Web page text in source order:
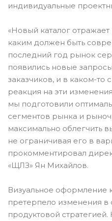
индивидуальные
«Новый каталог
каким должен быть
последний год рынок
появились новые
заказчиков, и в каком-то
реакция на эти
мы подготовили
сегментов рынка и
максимально облегчить
не ограничивая его в
прокомментировал
«ЩЛЗ» Ян Михайлов.
Визуальное оформление
претерпело изменения в
продуктовой стратегией.